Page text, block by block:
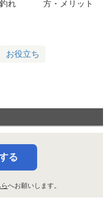
れ
方・メリット
お役立ち
る
らへお願いします。